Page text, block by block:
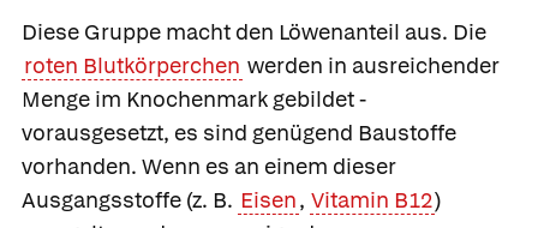
Diese Gruppe macht den Löwenanteil aus. Die
roten Blutkörperchen werden in ausreichender
Menge im Knochenmark gebildet -
vorausgesetzt, es sind genügend Baustoffe
vorhanden. Wenn es an einem dieser
Ausgangsstoffe (z. B. Eisen, Vitamin B12)